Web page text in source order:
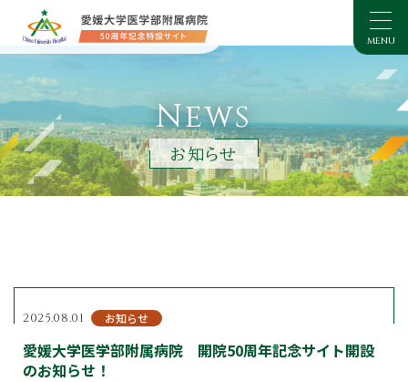
News
お知らせ
2025.08.01 お知らせ
愛媛大学医学部附属病院 開院50周年記念サイト開設
のお知らせ！